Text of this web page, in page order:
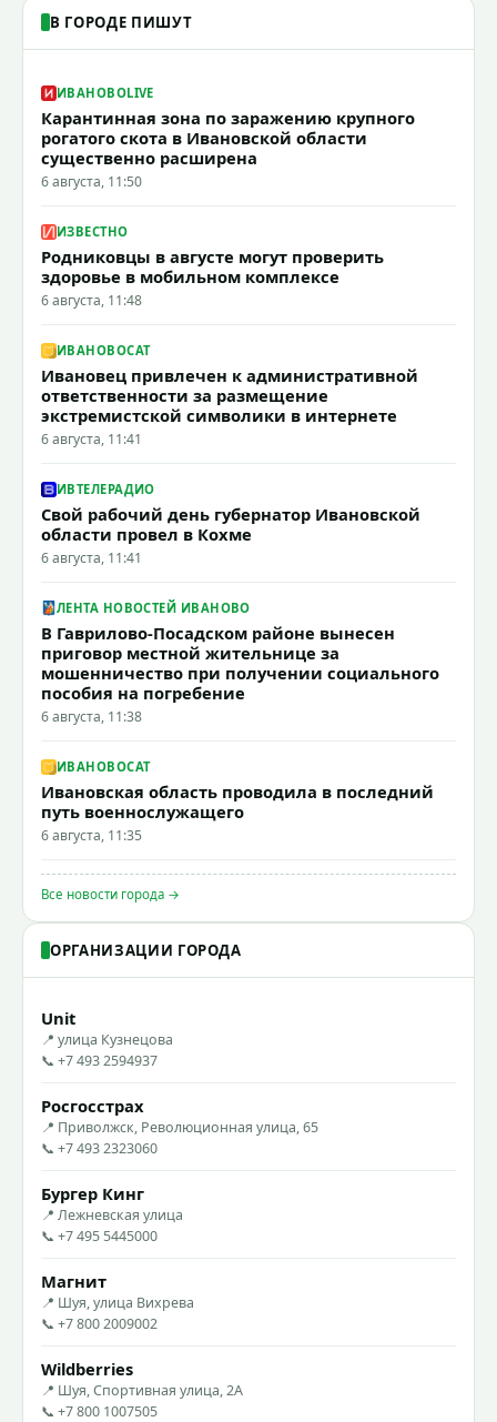
В ГОРОДЕ ПИШУТ
ИВАНОВОLIVE
Карантинная зона по заражению крупного
рогатого скота в Ивановской области
существенно расширена
6 августа, 11:50
ИЗВЕСТНО
Родниковцы в августе могут проверить
здоровье в мобильном комплексе
6 августа, 11:48
ИВАНОВОCAT
Ивановец привлечен к административной
ответственности за размещение
экстремистской символики в интернете
6 августа, 11:41
ИВТЕЛЕРАДИО
Свой рабочий день губернатор Ивановской
области провел в Кохме
6 августа, 11:41
ЛЕНТА НОВОСТЕЙ ИВАНОВО
В Гаврилово-Посадском районе вынесен
приговор местной жительнице за
мошенничество при получении социального
пособия на погребение
6 августа, 11:38
ИВАНОВОCAT
Ивановская область проводила в последний
путь военнослужащего
6 августа, 11:35
Все новости города →
ОРГАНИЗАЦИИ ГОРОДА
Unit
📍 улица Кузнецова
📞 +7 493 2594937
Росгосстрах
📍 Приволжск, Революционная улица, 65
📞 +7 493 2323060
Бургер Кинг
📍 Лежневская улица
📞 +7 495 5445000
Магнит
📍 Шуя, улица Вихрева
📞 +7 800 2009002
Wildberries
📍 Шуя, Спортивная улица, 2А
📞 +7 800 1007505